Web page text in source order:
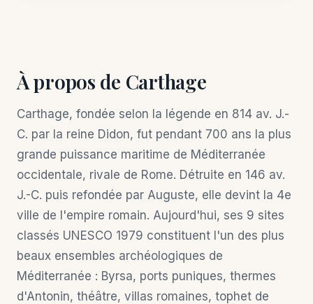
À propos de Carthage
Carthage, fondée selon la légende en 814 av. J.-
C. par la reine Didon, fut pendant 700 ans la plus
grande puissance maritime de Méditerranée
occidentale, rivale de Rome. Détruite en 146 av.
J.-C. puis refondée par Auguste, elle devint la 4e
ville de l'empire romain. Aujourd'hui, ses 9 sites
classés UNESCO 1979 constituent l'un des plus
beaux ensembles archéologiques de
Méditerranée : Byrsa, ports puniques, thermes
d'Antonin, théâtre, villas romaines, tophet de